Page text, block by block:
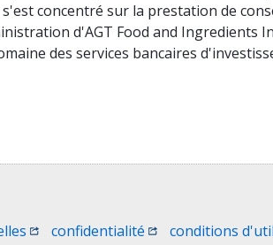
concentré sur la prestation de
d'AGT Food and Ingredients
des services bancaires
nouvelle fenêtre)
(Ouvrir une nouvelle fenêtre)
confidentialité (Ouvrir une
conditions